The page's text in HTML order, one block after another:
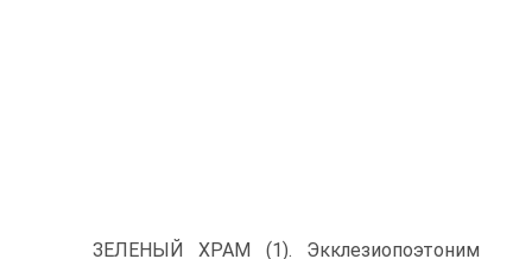
ЗЕЛЕНЫЙ ХРАМ (1). Экклезиопоэтоним